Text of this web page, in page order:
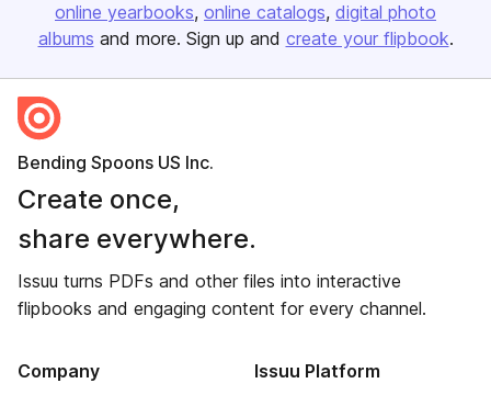
online yearbooks online catalogs digital photo
albums and more. Sign up and create your flipbook.
Bending Spoons US Inc.
Create once,
share everywhere.
Issuu turns PDFs and other files into interactive
flipbooks and engaging content for every channel.
Company Issuu Platform